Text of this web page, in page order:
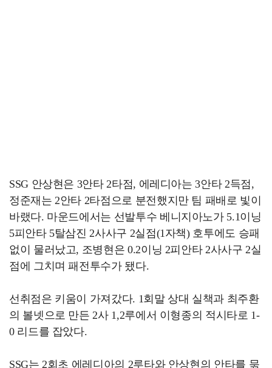
SSG 안상현은 3안타 2타점, 에레디아는 3안타 2득점,
정준재는 2안타 2타점으로 분전했지만 팀 패배로 빛이
바랬다. 마운드에서는 선발투수 베니지아노가 5.1이닝
5피안타 5탈삼진 2사사구 2실점(1자책) 호투에도 승패
없이 물러났고, 조병현은 0.2이닝 2피안타 2사사구 2실
점에 그치며 패전투수가 됐다.
선취점은 키움이 가져갔다. 1회말 상대 실책과 최주환
의 볼넷으로 만든 2사 1,2루에서 이형종의 적시타로 1-
0 리드를 잡았다.
SSG는 2회초 에레디아의 2루타와 안상현의 안타를 묶